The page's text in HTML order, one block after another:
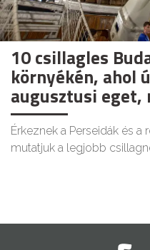
10 csillagles
környékén, ahol
augusztusi eget,
Érkeznek a Perseidák és
mutatjuk a legjobb